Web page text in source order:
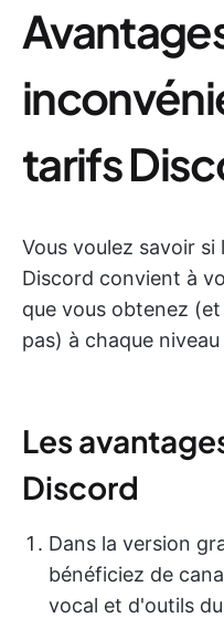
tarifs
Vous voulez savoir
Discord convient à
que vous obtenez
pas) à chaque
Les
Discord
Dans la version
bénéficiez de
vocal et d'outils